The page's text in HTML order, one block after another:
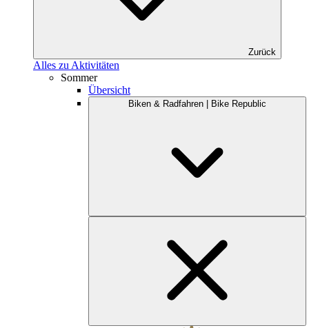
Zurück
Alles zu Aktivitäten
Sommer
Übersicht
Biken & Radfahren | Bike Republic